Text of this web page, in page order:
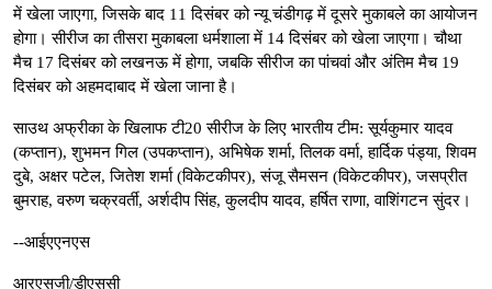
में खेला जाएगा, जिसके बाद 11 दिसंबर को न्यू चंडीगढ़ में दूसरे मुकाबले का आयोजन
होगा। सीरीज का तीसरा मुकाबला धर्मशाला में 14 दिसंबर को खेला जाएगा। चौथा
मैच 17 दिसंबर को लखनऊ में होगा, जबकि सीरीज का पांचवां और अंतिम मैच 19
दिसंबर को अहमदाबाद में खेला जाना है।
साउथ अफ्रीका के खिलाफ टी20 सीरीज के लिए भारतीय टीम: सूर्यकुमार यादव
(कप्तान), शुभमन गिल (उपकप्तान), अभिषेक शर्मा, तिलक वर्मा, हार्दिक पंड्या, शिवम
दुबे, अक्षर पटेल, जितेश शर्मा (विकेटकीपर), संजू सैमसन (विकेटकीपर), जसप्रीत
बुमराह, वरुण चक्रवर्ती, अर्शदीप सिंह, कुलदीप यादव, हर्षित राणा, वाशिंगटन सुंदर।
--आईएएनएस
आरएसजी/डीएससी